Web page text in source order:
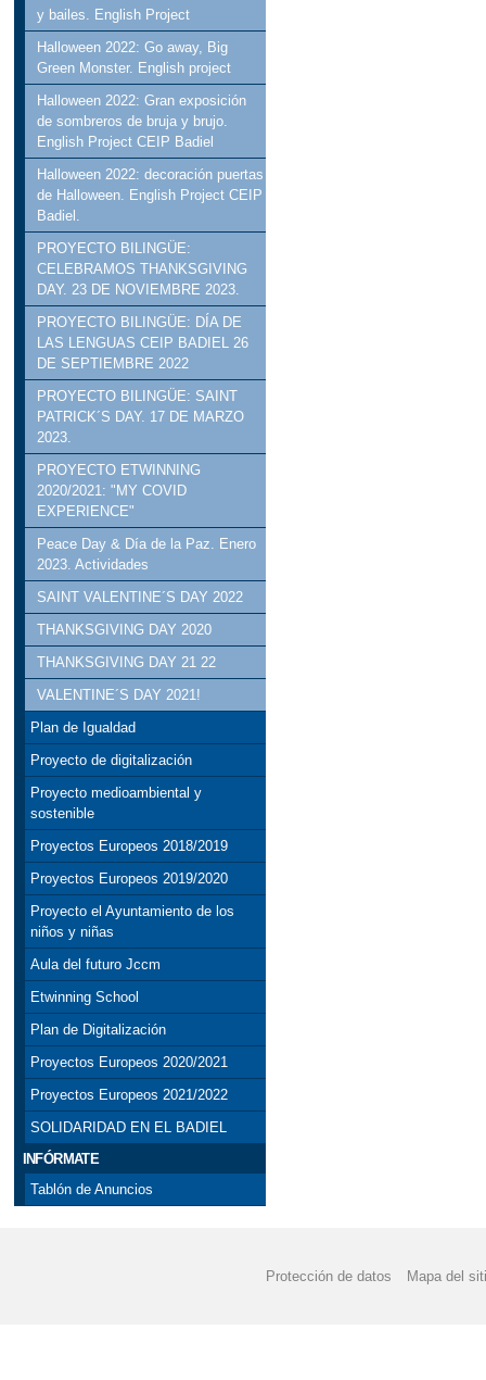
y bailes. English Project
Halloween 2022: Go away, Big
Green Monster. English project
Halloween 2022: Gran exposición
de sombreros de bruja y brujo.
English Project CEIP Badiel
Halloween 2022: decoración puertas
de Halloween. English Project CEIP
Badiel.
PROYECTO BILINGÜE:
CELEBRAMOS THANKSGIVING
DAY. 23 DE NOVIEMBRE 2023.
PROYECTO BILINGÜE: DÍA DE
LAS LENGUAS CEIP BADIEL 26
DE SEPTIEMBRE 2022
PROYECTO BILINGÜE: SAINT
PATRICK´S DAY. 17 DE MARZO
2023.
PROYECTO ETWINNING
2020/2021: "MY COVID
EXPERIENCE"
Peace Day & Día de la Paz. Enero
2023. Actividades
SAINT VALENTINE´S DAY 2022
THANKSGIVING DAY 2020
THANKSGIVING DAY 21 22
VALENTINE´S DAY 2021!
Plan de Igualdad
Proyecto de digitalización
Proyecto medioambiental y
sostenible
Proyectos Europeos 2018/2019
Proyectos Europeos 2019/2020
Proyecto el Ayuntamiento de los
niños y niñas
Aula del futuro Jccm
Etwinning School
Plan de Digitalización
Proyectos Europeos 2020/2021
Proyectos Europeos 2021/2022
SOLIDARIDAD EN EL BADIEL
INFÓRMATE
Tablón de Anuncios
Protección de datos Mapa del